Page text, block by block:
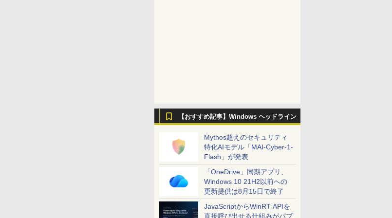
【おすすめ記事】Windows ヘッドライン
Mythos超えのセキュリティ
特化AIモデル「MAI-Cyber-1-
Flash」が発表
「OneDrive」同期アプリ、
Windows 10 21H2以前への
更新提供は8月15日で終了
JavaScriptからWinRT APIを
直接呼び出せる仕組みがパブ